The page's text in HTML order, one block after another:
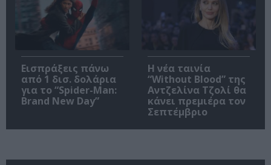
Εισπράξεις πάνω
από 1 δισ. δολάρια
για το “Spider-Man:
Brand New Day”
Η νέα ταινία
“Without Blood” της
Αντζελίνα Τζολί θα
κάνει πρεμιέρα τον
Σεπτέμβριο